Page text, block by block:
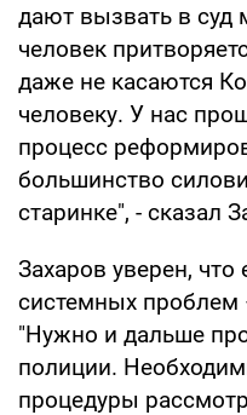
дают вызвать в суд
человек
даже не касаются
человеку. У нас
процесс
большинство
старинке", - сказал
Захаров уверен, что
системных
"Нужно и дальше
полиции.
процедуры